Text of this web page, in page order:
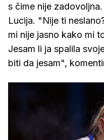
s čime nije
Lucija. "Nije ti
mi nije jasno kako mi
Jesam li ja spalila
biti da jesam",